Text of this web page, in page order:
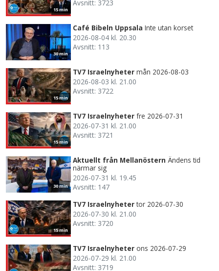
15 min
Avsnitt: 3723
30 min
Café Bibeln Uppsala Inte utan korset
2026-08-04 kl. 20.30
Avsnitt: 113
15 min
TV7 Israelnyheter mån 2026-08-03
2026-08-03 kl. 21.00
Avsnitt: 3722
15 min
TV7 Israelnyheter fre 2026-07-31
2026-07-31 kl. 21.00
Avsnitt: 3721
30 min
Aktuellt från Mellanöstern Ändens tid
närmar sig
2026-07-31 kl. 19.45
Avsnitt: 147
15 min
TV7 Israelnyheter tor 2026-07-30
2026-07-30 kl. 21.00
Avsnitt: 3720
TV7 Israelnyheter ons 2026-07-29
2026-07-29 kl. 21.00
Avsnitt: 3719